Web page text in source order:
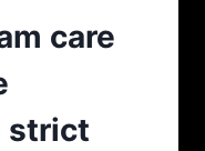
care
strict